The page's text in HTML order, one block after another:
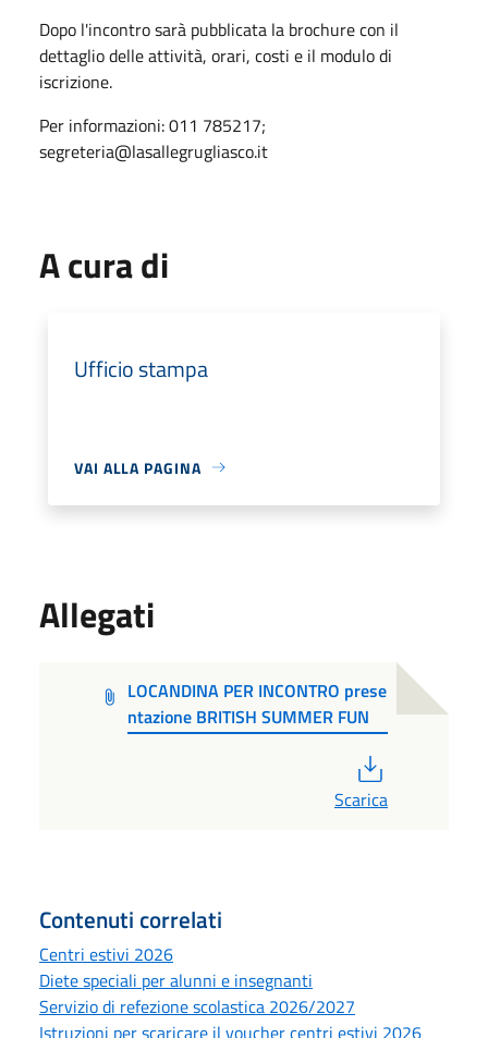
Dopo l'incontro sarà pubblicata la brochure con il
dettaglio delle attività, orari, costi e il modulo di
iscrizione.
Per informazioni: 011 785217;
segreteria@lasallegrugliasco.it
A cura di
Ufficio stampa
VAI ALLA PAGINA
Allegati
LOCANDINA PER INCONTRO prese
ntazione BRITISH SUMMER FUN
Scarica
Contenuti correlati
Centri estivi 2026
Diete speciali per alunni e insegnanti
Servizio di refezione scolastica 2026/2027
Istruzioni per scaricare il voucher centri estivi 2026